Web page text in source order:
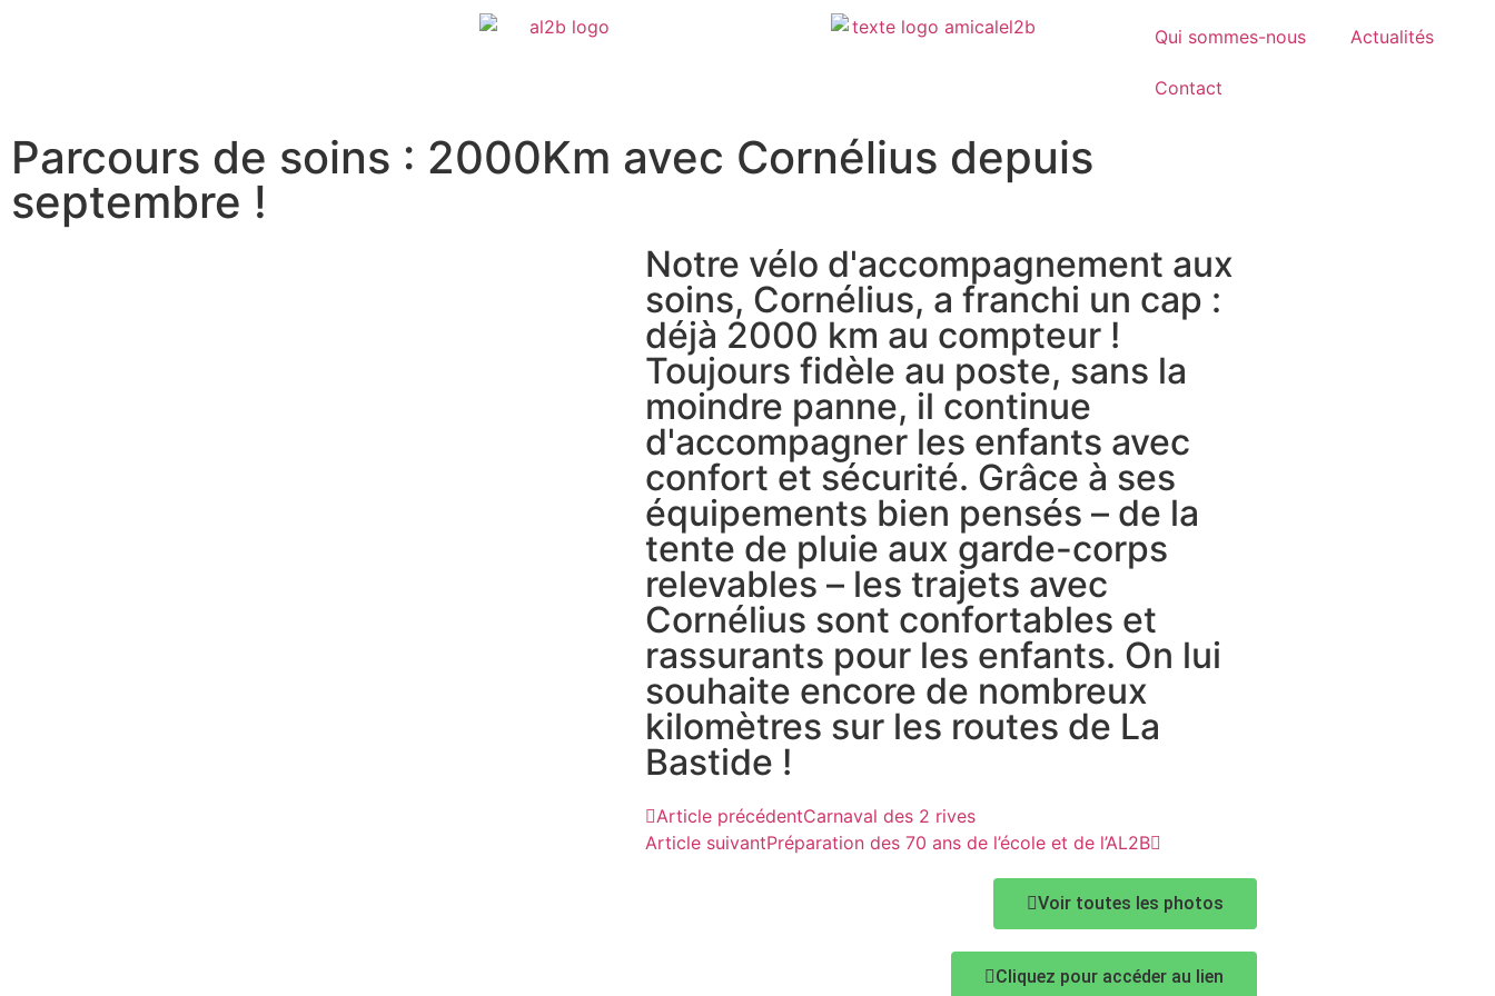
Qui sommes-nous Actualités
Contact
Parcours de soins : 2000Km avec Cornélius depuis
septembre !
Notre vélo d'accompagnement aux
soins, Cornélius, a franchi un cap :
déjà 2000 km au compteur !
Toujours fidèle au poste, sans la
moindre panne, il continue
d'accompagner les enfants avec
confort et sécurité. Grâce à ses
équipements bien pensés – de la
tente de pluie aux garde-corps
relevables – les trajets avec
Cornélius sont confortables et
rassurants pour les enfants. On lui
souhaite encore de nombreux
kilomètres sur les routes de La
Bastide !
Article précédentCarnaval des 2 rives
Article suivantPréparation des 70 ans de l’école et de l’AL2B
Voir toutes les photos
Cliquez pour accéder au lien